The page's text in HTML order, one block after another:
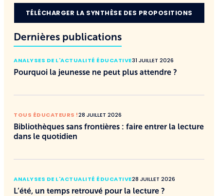
TÉLÉCHARGER LA SYNTHÈSE DES PROPOSITIONS
Dernières publications
ANALYSES DE L'ACTUALITÉ ÉDUCATIVE31 JUILLET 2026
Pourquoi la jeunesse ne peut plus attendre ?
TOUS ÉDUCATEURS !28 JUILLET 2026
Bibliothèques sans frontières : faire entrer la lecture
dans le quotidien
ANALYSES DE L'ACTUALITÉ ÉDUCATIVE28 JUILLET 2026
L’été, un temps retrouvé pour la lecture ?